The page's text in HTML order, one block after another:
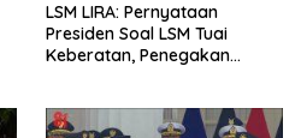
LSM LIRA: Pernyataan
Presiden Soal LSM Tuai
Keberatan, Penegakan